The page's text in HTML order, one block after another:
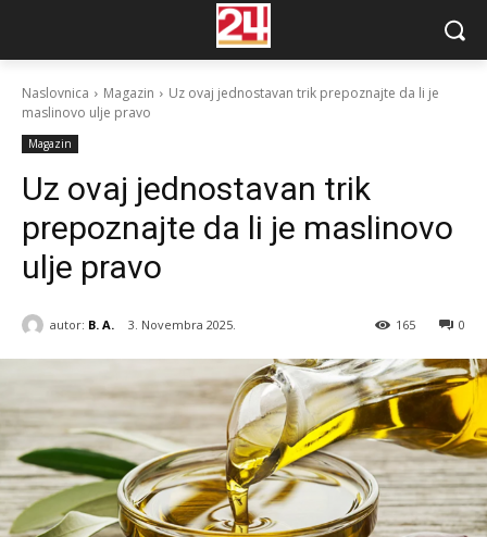
Naslovnica Magazin
Uz ovaj jednostavan trik prepoznajte da li je
maslinovo ulje pravo
Magazin
Uz ovaj jednostavan trik
prepoznajte da li je maslinovo
ulje pravo
autor: B. A. 3. Novembra 2025. 0
165